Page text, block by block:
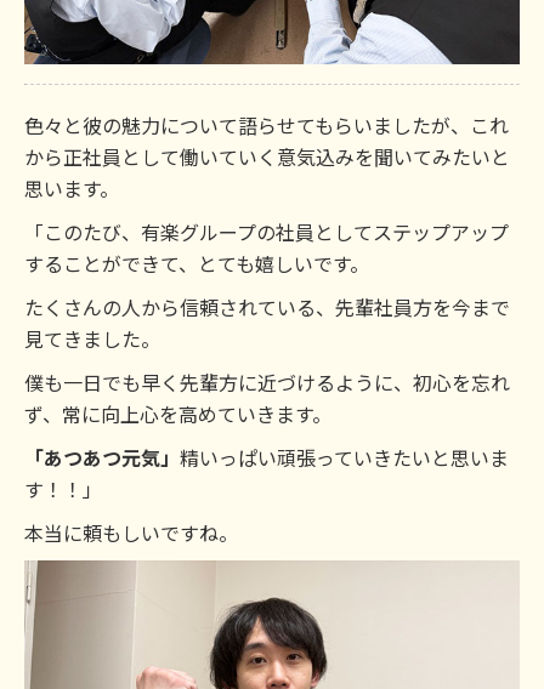
色々と彼の魅力について語らせてもらいましたが、これ
から正社員として働いていく意気込みを聞いてみたいと
思います。
「このたび、有楽グループの社員としてステップアップ
することができて、とても嬉しいです。
たくさんの人から信頼されている、先輩社員方を今まで
見てきました。
僕も一日でも早く先輩方に近づけるように、初心を忘れ
ず、常に向上心を高めていきます。
「あつあつ元気」 精いっぱい頑張っていきたいと思いま
す！！」
本当に頼もしいですね。